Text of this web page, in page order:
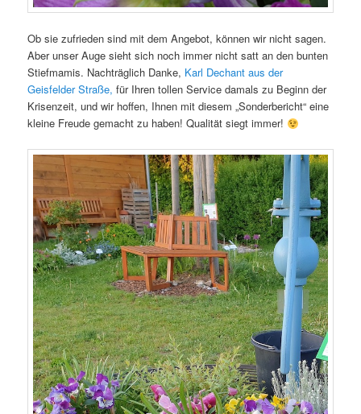
Ob sie zufrieden sind mit dem Angebot, können wir nicht sagen.
Aber unser Auge sieht sich noch immer nicht satt an den bunten
Stiefmamis. Nachträglich Danke, Karl Dechant aus der
Geisfelder Straße, für Ihren tollen Service damals zu Beginn der
Krisenzeit, und wir hoffen, Ihnen mit diesem „Sonderbericht“ eine
kleine Freude gemacht zu haben! Qualität siegt immer!